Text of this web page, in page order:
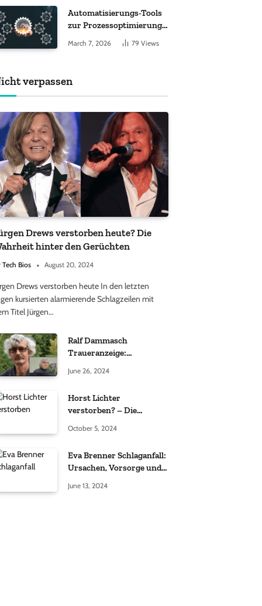
Automatisierungs-Tools
zur Prozessoptimierung
im Einkauf: Wichtige
Funktionen, auf die Sie
March 7, 2026 79 Views
verpassen
Drews verstorben heute? Die
hinter den Gerüchten
Tech Bios August 20, 2024
Drews verstorben heute In den letzten
kursierten alarmierende Schlagzeilen mit
Titel Jürgen…
Ralf Dammasch
Traueranzeige:
Informationen
June 26, 2024
Horst Lichter
verstorben? – Die
Gerüchten
October 5, 2024
Eva Brenner Schlaganfall:
Ursachen, Vorsorge und
June 13, 2024